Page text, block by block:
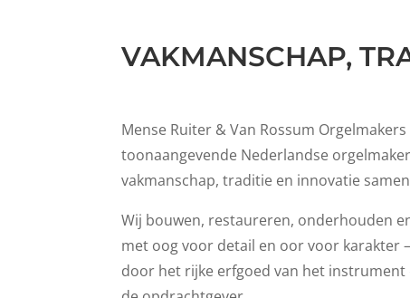
VAKMANSCHAP,
Mense Ruiter & Van Rossum Orgelmakers
toonaangevende Nederlandse
vakmanschap, traditie en innovatie
Wij bouwen, restaureren, onderhouden
met oog voor detail en oor voor karakter
door het rijke erfgoed van het instrument